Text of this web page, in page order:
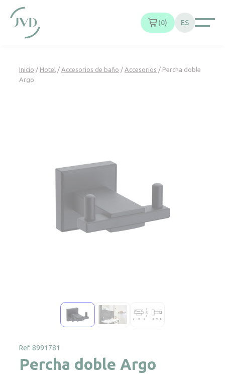
0 ES
Inicio / Hotel / Accesorios de baño / Accesorios / Percha doble
Argo
Ref. 8991781
Percha doble Argo
Panel de gestión de cookies